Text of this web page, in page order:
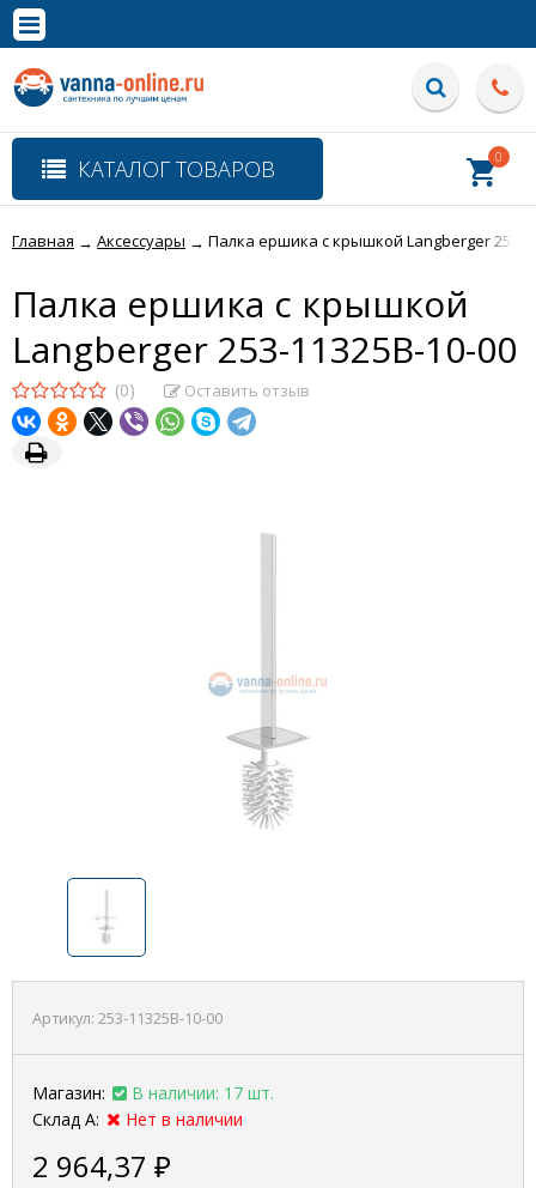
Полная версия сайта
КАТАЛОГ ТОВАРОВ 0
Главная → Аксессуары → Палка ершика с крышкой Langberger 253-
Палка ершика с крышкой
Langberger 253-11325B-10-00
(0) Оставить отзыв
Артикул: 253-11325B-10-00
Магазин:
В наличии: 17 шт.
Склад А:
Нет в наличии
2 964,37 ₽